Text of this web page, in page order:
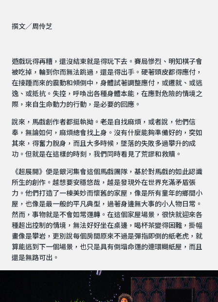
撰文／周伶芝
遊戲玩得再糟，還沒結束就是得玩下去。賽局慘烈、明知棋子會
被吃掉，輪到你而無法跳過，還是得出手。硬著頭皮都得應付，
在接踵而來的震動和傾倒中，身體試著調整應付，或遷就、或逃
逸、或抵抗。失控，呼喚出各種身體本能，在應對危險的情境之
際，來自生命動力的行動，是必要的回應。
說來，馬戲創作者都挺執拗。老是自找麻煩，或者說，他們信
奉，無論如何，麻煩總會找上身。沒有什麼能夠準備好的，突如
其來，得奮力脫身，而且大多時候，墜落的失敗多過攀升的成
功。但就是在這樣的時刻，我們同時看見了荒謬和救贖。
《超展開》便是銀河集會這個馬戲團隊，基於對馬戲的如此認識
所生的創作。越想要安穩悠哉，越是發現外在世界充滿矛盾張
力。他們打造了一棟美妙而懷舊的家屋，像是所有童年的鄉間小
屋，也像是最一般的平凡典型，過著身邊無大事的小人物日常。
然而，事物就是不會如常運轉。在這個家屋場景，很快就迎來各
種超出控制的情境，無法好好坐在桌邊，喝杯茶變得困難，掛幅
畫像是攀岩，更別說每個房間原來不過是彈指即倒的紙老虎，就
算能逃到下一個場景，也只是具有倒塌命運的連環糊紙屋，而且
還是無路可出。